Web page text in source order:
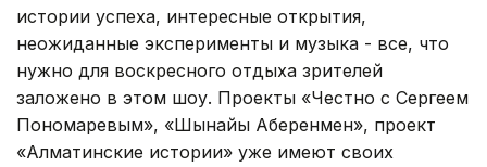
истории успеха, интересные открытия,
неожиданные эксперименты и музыка - все, что
нужно для воскресного отдыха зрителей
заложено в этом шоу. Проекты «Честно с Сергеем
Пономаревым», «Шынайы Ақберенмен», проект
«Алматинские истории» уже имеют своих